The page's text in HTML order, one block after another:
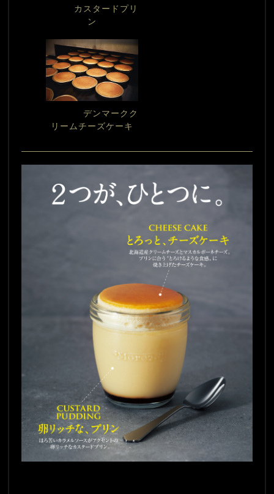
カスタードプリ
ン
デンマークク
リームチーズケーキ